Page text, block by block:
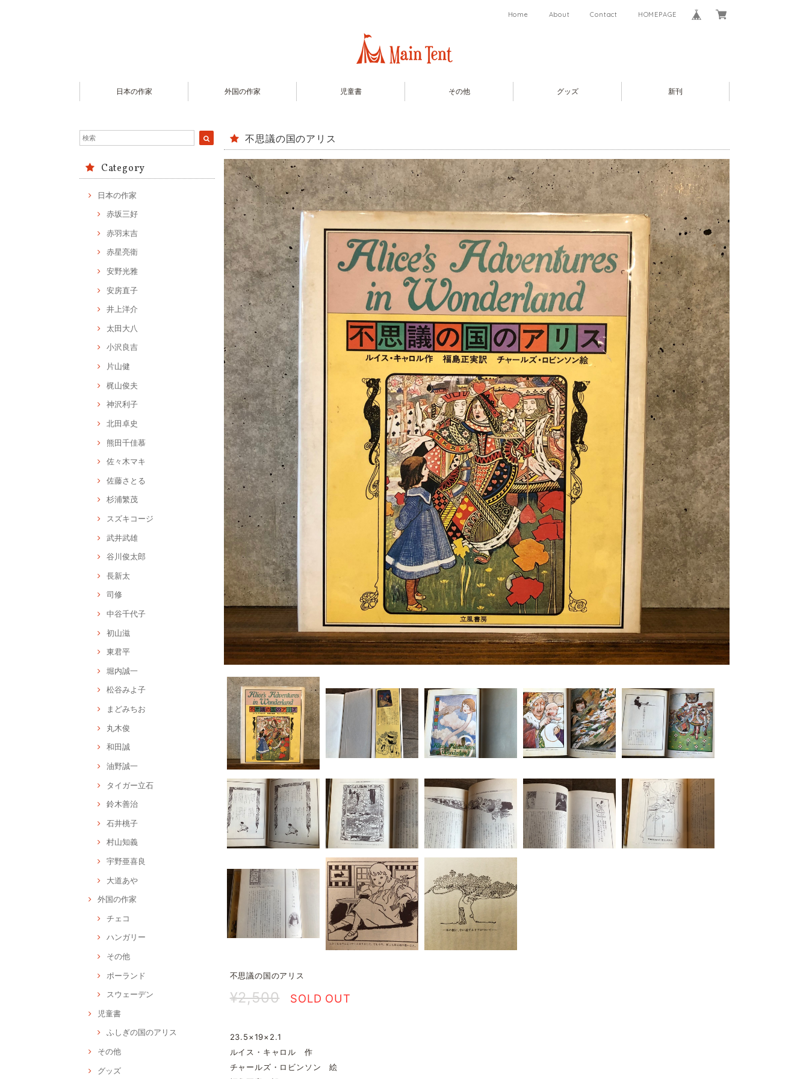
Home About Contact HOMEPAGE
日本の作家 外国の作家 児童書 その他 グッズ 新刊
Category
日本の作家
赤坂三好
赤羽末吉
赤星亮衛
安野光雅
安房直子
井上洋介
太田大八
小沢良吉
片山健
梶山俊夫
神沢利子
北田卓史
熊田千佳慕
佐々木マキ
佐藤さとる
杉浦繁茂
スズキコージ
武井武雄
谷川俊太郎
長新太
司修
中谷千代子
初山滋
東君平
堀内誠一
松谷みよ子
まどみちお
丸木俊
和田誠
油野誠一
タイガー立石
鈴木善治
石井桃子
村山知義
宇野亜喜良
大道あや
外国の作家
チェコ
ハンガリー
その他
ポーランド
スウェーデン
児童書
ふしぎの国のアリス
その他
グッズ
不思議の国のアリス
不思議の国のアリス
¥2,500 SOLD OUT
23.5×19×2.1
ルイス・キャロル 作
チャールズ・ロビンソン 絵